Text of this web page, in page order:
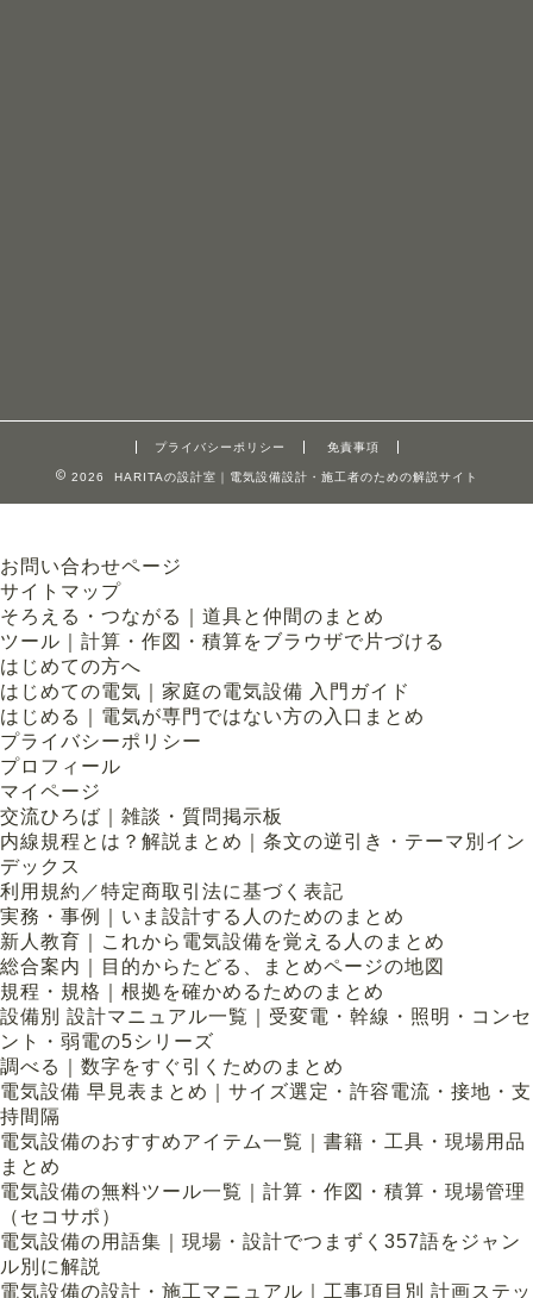
プライバシーポリシー 免責事項
2026 HARITAの設計室｜電気設備設計・施工者のための解説サイト
お問い合わせページ
サイトマップ
そろえる・つながる｜道具と仲間のまとめ
ツール｜計算・作図・積算をブラウザで片づける
はじめての方へ
はじめての電気｜家庭の電気設備 入門ガイド
はじめる｜電気が専門ではない方の入口まとめ
プライバシーポリシー
プロフィール
マイページ
交流ひろば｜雑談・質問掲示板
内線規程とは？解説まとめ｜条文の逆引き・テーマ別イン
デックス
利用規約／特定商取引法に基づく表記
実務・事例｜いま設計する人のためのまとめ
新人教育｜これから電気設備を覚える人のまとめ
総合案内｜目的からたどる、まとめページの地図
規程・規格｜根拠を確かめるためのまとめ
設備別 設計マニュアル一覧｜受変電・幹線・照明・コンセ
ント・弱電の5シリーズ
調べる｜数字をすぐ引くためのまとめ
電気設備 早見表まとめ｜サイズ選定・許容電流・接地・支
持間隔
電気設備のおすすめアイテム一覧｜書籍・工具・現場用品
まとめ
電気設備の無料ツール一覧｜計算・作図・積算・現場管理
（セコサポ）
電気設備の用語集｜現場・設計でつまずく357語をジャン
ル別に解説
電気設備の設計・施工マニュアル｜工事項目別 計画ステッ